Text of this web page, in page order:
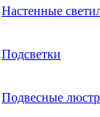
Настенные
Подсветки
Подвесные